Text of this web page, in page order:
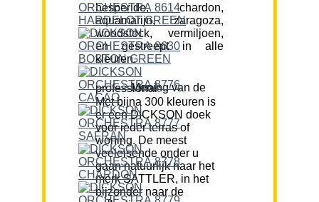
hesperide, chardon,
aquamarijn, zaragoza,
woodstock, vermiljoen,
en gestreept in alle
kleuren.
Mening van de professional:
Met bijna 300 kleuren is
er een DICKSON doek
voor ieder terras of
woning. De meest
veeleisende onder u
gaan natuurlijk naar het
merk SATTLER, in het
bijzonder naar de